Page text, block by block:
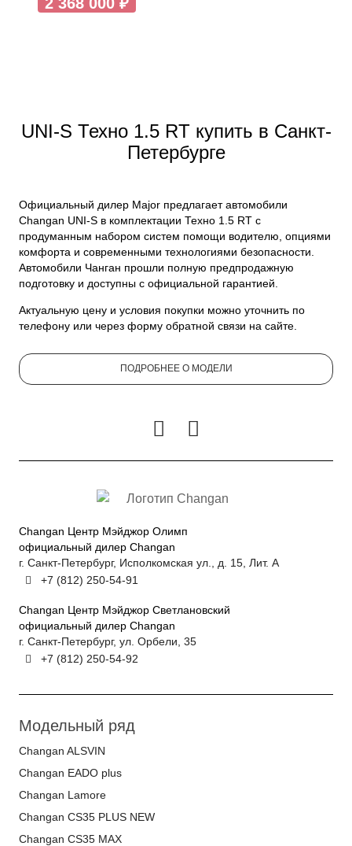
UNI-S Техно 1.5 RT купить в Санкт-
Петербурге
Официальный дилер Major предлагает автомобили
Changan UNI-S в комплектации Техно 1.5 RT с
продуманным набором систем помощи водителю, опциями
комфорта и современными технологиями безопасности.
Автомобили Чанган прошли полную предпродажную
подготовку и доступны с официальной гарантией.
Актуальную цену и условия покупки можно уточнить по
телефону или через форму обратной связи на сайте.
ПОДРОБНЕЕ О МОДЕЛИ
Changan Центр Мэйджор Олимп
официальный дилер Changan
г. Санкт-Петербург, Исполкомская ул., д. 15, Лит. А
+7 (812) 250-54-91
Changan Центр Мэйджор Светлановский
официальный дилер Changan
г. Санкт-Петербург, ул. Орбели, 35
+7 (812) 250-54-92
Модельный ряд
Changan ALSVIN
Changan EADO plus
Changan Lamore
Changan CS35 PLUS NEW
Changan CS35 MAX